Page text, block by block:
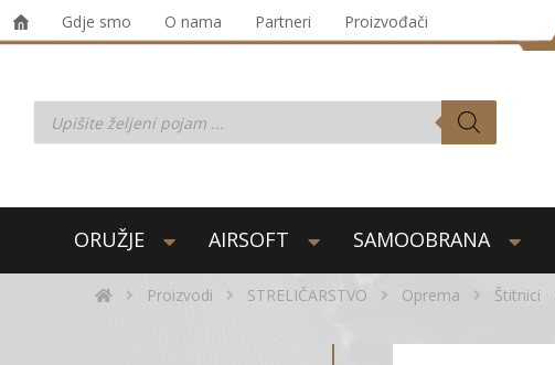
Gdje smo O nama Partneri Proizvođači
ORUŽJE AIRSOFT SAMOOBRANA
Proizvodi STRELIČARSTVO Oprema Štitnici